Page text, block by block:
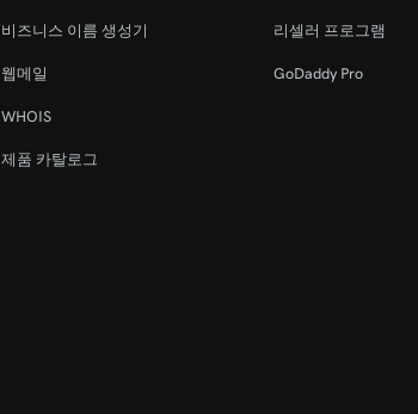
비즈니스 이름 생성기
웹메일
WHOIS
제품 카탈로그
리셀러 프로그램
GoDaddy Pro